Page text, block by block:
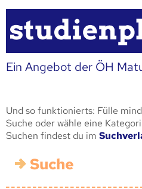
Ein Angebot der ÖH
Und so funktionierts: Fülle
Suche oder wähle eine
Suchen findest du im
Suche